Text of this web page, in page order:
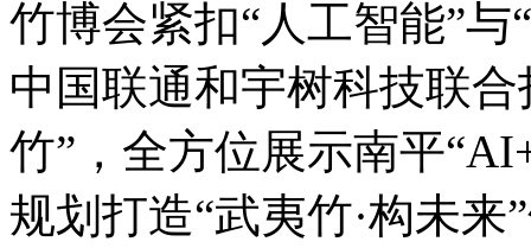
竹博会紧扣“人工智能”
中国联通和宇树科技联
竹”，全方位展示南平
规划打造“武夷竹·构未